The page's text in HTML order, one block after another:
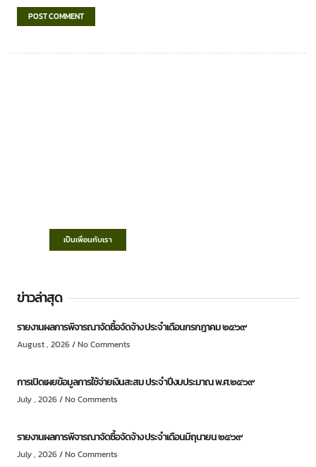
เป็นเพื่อนกับเรา
ข่าวล่าสุด
รายงานผลการพิจารณาจัดซื้อจัดจ้าง ประจำเดือนกรกฎาคม ๒๕๖๙
August , 2026 No Comments
การเปิดเผยข้อมูลการใช้จ่ายเงินสะสม ประจำปีงบประมาณ พ.ศ.๒๕๖๙
July , 2026 No Comments
รายงานผลการพิจารณาจัดซื้อจัดจ้าง ประจำเดือนมิถุนายน ๒๕๖๙
July , 2026 No Comments